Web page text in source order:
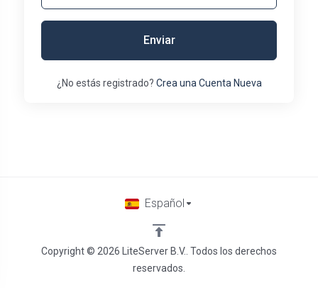
Enviar
¿No estás registrado? Crea una Cuenta Nueva
Copyright © 2026 LiteServer B.V.. Todos los derechos
reservados.
Español